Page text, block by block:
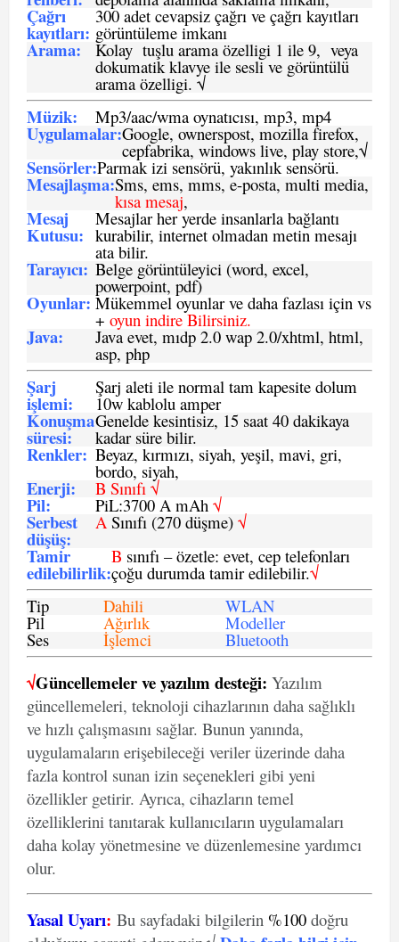
Çağrı
kayıtları:
300 adet cevapsiz çağrı ve çağrı kayıtları
görüntüleme imkanı
Arama: Kolay tuşlu arama özelligi 1 ile 9, veya
dokumatik klavye ile sesli ve görüntülü
arama özelligi. √
Müzik: Mp3/aac/wma oynatıcısı, mp3, mp4
Uygulamalar:Google, ownerspost, mozilla firefox,
cepfabrika, windows live, play store,√
Sensörler:Parmak izi sensörü, yakınlık sensörü.
Mesajlaşma:Sms, ems, mms, e-posta, multi media,
kısa mesaj,
Mesaj
Kutusu:
Mesajlar her yerde insanlarla bağlantı
kurabilir, internet olmadan metin mesajı
ata bilir.
Tarayıcı: Belge görüntüleyici (word, excel,
powerpoint, pdf)
Oyunlar: Mükemmel oyunlar ve daha fazlası için vs
+ oyun indire Bilirsiniz.
Java: Java evet, mıdp 2.0 wap 2.0/xhtml, html,
asp, php
Şarj
işlemi:
Şarj aleti ile normal tam kapesite dolum
10w kablolu amper
Konuşma
süresi:
Genelde kesintisiz, 15 saat 40 dakikaya
kadar süre bilir.
Renkler: Beyaz, kırmızı, siyah, yeşil, mavi, gri,
bordo, siyah,
Enerji: B Sınıfı √
Pil: PiL:3700 A mAh √
Serbest
düşüş:
ASınıfı (270 düşme) √
Tamir
edilebilirlik:
B sınıfı – özetle: evet, cep telefonları
çoğu durumda tamir edilebilir.√
Tip
Dahili WLAN
Pil Ağırlık Modeller
Ses İşlemci Bluetooth
√Güncellemeler ve yazılım desteği: Yazılım
güncellemeleri, teknoloji cihazlarının daha sağlıklı
ve hızlı çalışmasını sağlar. Bunun yanında,
uygulamaların erişebileceği veriler üzerinde daha
fazla kontrol sunan izin seçenekleri gibi yeni
özellikler getirir. Ayrıca, cihazların temel
özelliklerini tanıtarak kullanıcıların uygulamaları
daha kolay yönetmesine ve düzenlemesine yardımcı
olur.
Yasal Uyarı: Bu sayfadaki bilgilerin %100 doğru